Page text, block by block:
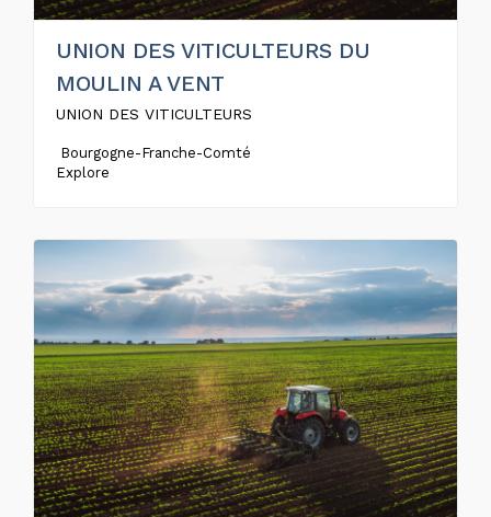
UNION DES VITICULTEURS DU
MOULIN A VENT
UNION DES VITICULTEURS
Bourgogne-Franche-Comté
Explore